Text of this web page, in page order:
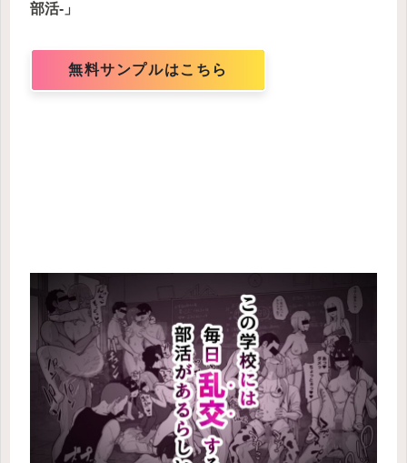
部活-」
無料サンプルはこちら